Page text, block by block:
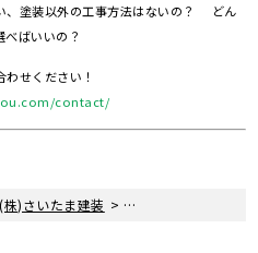
、塗装以外の工事方法はないの？ どん
ばいいの？
せください！
contact/
)さいたま建装 > 塗装現場レポート